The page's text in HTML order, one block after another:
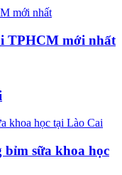
TPHCM mới nhất
bỉm sữa khoa học